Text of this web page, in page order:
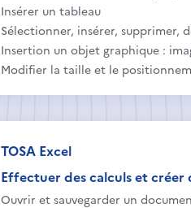
Insérer un tableau
Sélectionner, insérer, supprimer,
Insertion un objet graphique :
Modifier la taille et le
TOSA Excel
Effectuer des calculs et créer
Ouvrir et sauvegarder un